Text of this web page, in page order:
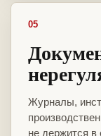
05
Журналы,
не держится в